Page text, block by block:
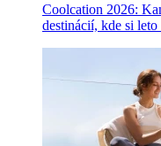
Coolcation 2026:
destinácií, kde si